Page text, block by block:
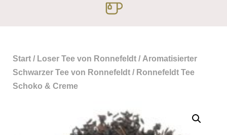
Start / Loser Tee von Ronnefeldt / Aromatisierter
Schwarzer Tee von Ronnefeldt / Ronnefeldt Tee
Schoko & Creme